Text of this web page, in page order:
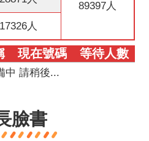
89397人
17326人
現在號碼 等待人數
中 請稍後...
臉書